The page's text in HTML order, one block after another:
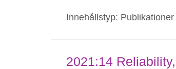
Innehållstyp: Publikationer
2021:14